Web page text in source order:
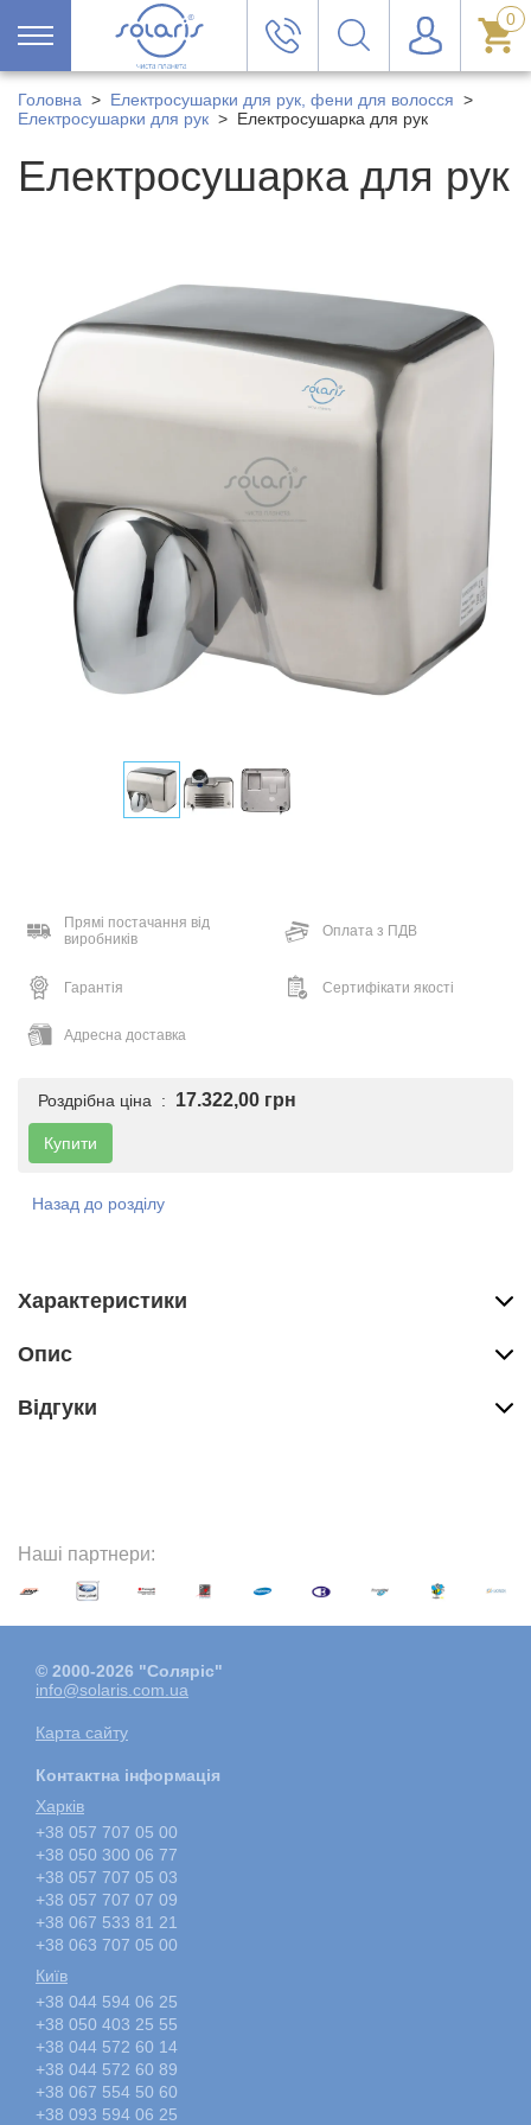
0
Головна > Електросушарки для рук, фени для волосся >
Електросушарки для рук > Електросушарка для рук
Електросушарка для рук
Прямі постачання від
виробників
Оплата з ПДВ
Гарантія Сертифікати якості
Адресна доставка
Роздрібна ціна : 17.322,00 грн
Купити
Назад до розділу
Характеристики
Опис
Вiдгуки
Наші партнери:
© 2000-2026 "Соляріс"
info@solaris.com.ua
Карта сайту
Контактна інформація
Харкiв
+38 057 707 05 00
+38 050 300 06 77
+38 057 707 05 03
+38 057 707 07 09
+38 067 533 81 21
+38 063 707 05 00
Київ
+38 044 594 06 25
+38 050 403 25 55
+38 044 572 60 14
+38 044 572 60 89
+38 067 554 50 60
+38 093 594 06 25